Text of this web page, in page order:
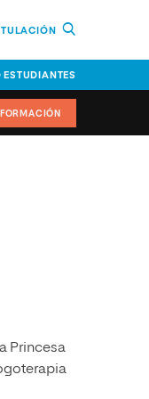
ESTUDIANTES
Princesa